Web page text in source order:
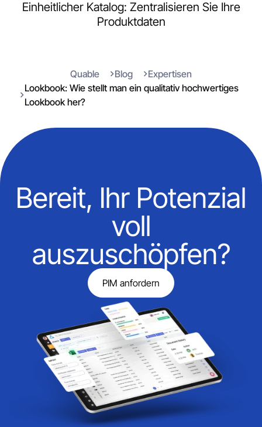
Einheitlicher Katalog: Zentralisieren Sie Ihre
Produktdaten
Quable Blog
Expertisen
Lookbook: Wie stellt man ein qualitativ hochwertiges
Lookbook her?
Bereit, Ihr Potenzial
voll
auszuschöpfen?
PIM anfordern